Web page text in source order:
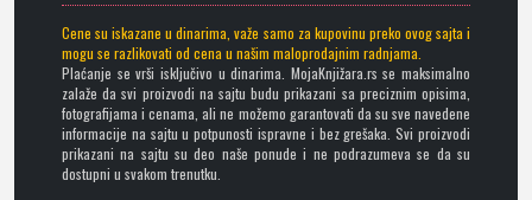
Cene su iskazane u dinarima, važe samo za kupovinu preko ovog sajta i
mogu se razlikovati od cena u našim maloprodajnim radnjama.
Plaćanje se vrši isključivo u dinarima. MojaKnjižara.rs se maksimalno
zalaže da svi proizvodi na sajtu budu prikazani sa preciznim opisima,
fotografijama i cenama, ali ne možemo garantovati da su sve navedene
informacije na sajtu u potpunosti ispravne i bez grešaka. Svi proizvodi
prikazani na sajtu su deo naše ponude i ne podrazumeva se da su
dostupni u svakom trenutku.